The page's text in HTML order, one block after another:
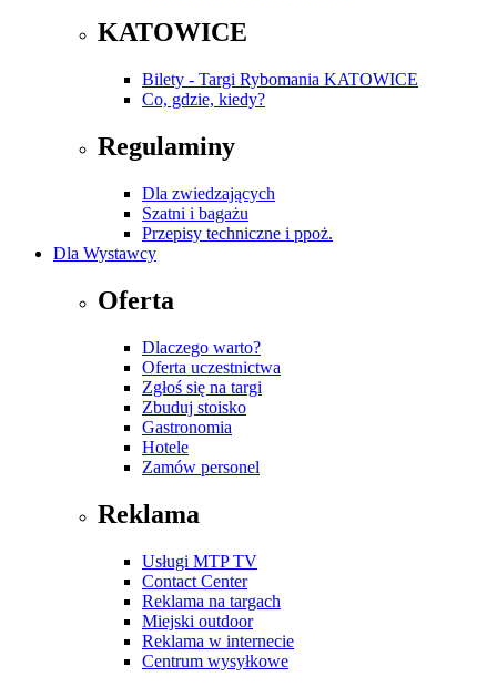
KATOWICE
Bilety - Targi Rybomania KATOWICE
Co, gdzie, kiedy?
Regulaminy
Dla zwiedzających
Szatni i bagażu
Przepisy techniczne i ppoż.
Dla Wystawcy
Oferta
Dlaczego warto?
Oferta uczestnictwa
Zgłoś się na targi
Zbuduj stoisko
Gastronomia
Hotele
Zamów personel
Reklama
Usługi MTP TV
Contact Center
Reklama na targach
Miejski outdoor
Reklama w internecie
Centrum wysyłkowe